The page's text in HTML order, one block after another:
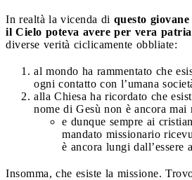
In realtà la vicenda di questo
il Cielo poteva avere per vera patria
diverse verità ciclicamente obbliate:
al mondo ha rammentato che
ogni contatto con l’umana
alla Chiesa ha ricordato che
nome di Gesù non è ancora mai
e dunque sempre ai
mandato missionario
è ancora lungi dall’essere
Insomma, che esiste la missione.